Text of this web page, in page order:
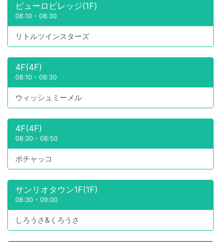
ピューロビレッジ(1F)
08:10 - 08:30
リトルツインスターズ
4F(4F)
08:10 - 08:30
ウィッシュミーメル
4F(4F)
08:30 - 08:50
ポチャッコ
サンリオタウン1F(1F)
08:30 - 09:00
しろうさ&くろうさ